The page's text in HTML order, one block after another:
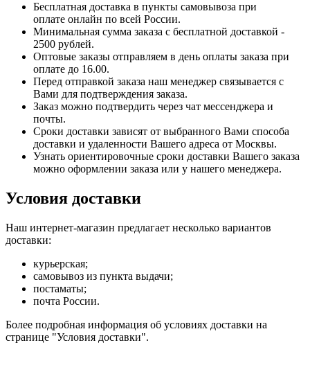
Бесплатная доставка в пункты самовывоза при
оплате онлайн по всей России.
Минимальная сумма заказа с бесплатной доставкой -
2500 рублей.
Оптовые заказы отправляем в день оплаты заказа при
оплате до 16.00.
Перед отправкой заказа наш менеджер связывается с
Вами для подтверждения заказа.
Заказ можно подтвердить через чат мессенджера и
почты.
Сроки доставки зависят от выбранного Вами способа
доставки и удаленности Вашего адреса от Москвы.
Узнать ориентировочные сроки доставки Вашего заказа
можно оформлении заказа или у нашего менеджера.
Условия доставки
Наш интернет-магазин предлагает несколько вариантов
доставки:
курьерская;
самовывоз из пункта выдачи;
постаматы;
почта России.
Более подробная информация об условиях доставки на
странице "Условия доставки".